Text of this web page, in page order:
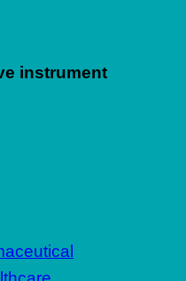
instrument